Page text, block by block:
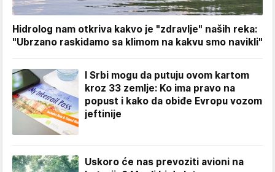
Hidrolog nam otkriva kakvo je "zdravlje" naših reka:
"Ubrzano raskidamo sa klimom na kakvu smo navikli"
I Srbi mogu da putuju ovom kartom
kroz 33 zemlje: Ko ima pravo na
popust i kako da obiđe Evropu vozom
jeftinije
Uskoro će nas prevoziti avioni na